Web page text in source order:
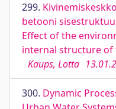
299.
betooni
Effect of the
internal structure
Kaups, Lotta
300. Dynamic